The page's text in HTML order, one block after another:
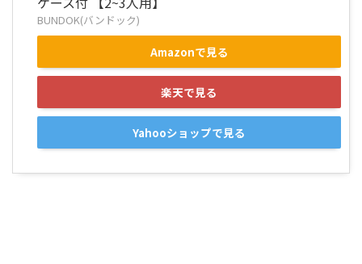
BUNDOK(バンドック)
Amazonで見る
楽天で見る
Yahooショップで見る